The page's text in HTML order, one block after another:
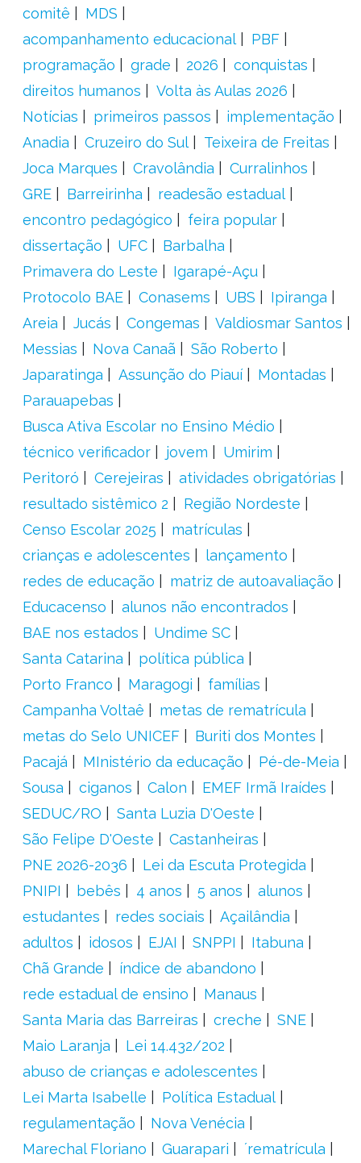
comitê
MDS
acompanhamento educacional
PBF
programação
grade 2026
conquistas
direitos humanos
Volta às Aulas 2026
Notícias
primeiros passos
implementação
Anadia
Cruzeiro do Sul
Teixeira de Freitas
Joca Marques
Cravolândia
Curralinhos
GRE
Barreirinha
readesão estadual
encontro pedagógico
feira popular
dissertação
UFC
Barbalha
Primavera do Leste
Igarapé-Açu
Protocolo BAE
Conasems UBS
Ipiranga
Areia
Jucás Congemas
Valdiosmar Santos
Messias
Nova Canaã
São Roberto
Japaratinga
Assunção do Piauí
Montadas
Parauapebas
Busca Ativa Escolar no Ensino Médio
técnico verificador
jovem
Umirim
Peritoró
Cerejeiras
atividades obrigatórias
resultado sistêmico 2
Região Nordeste
Censo Escolar 2025
matrículas
crianças e adolescentes
lançamento
redes de educação
matriz de autoavaliação
Educacenso
alunos não encontrados
BAE nos estados
Undime SC
Santa Catarina
política pública
Porto Franco
Maragogi
famílias
Campanha Voltaê
metas de rematrícula
metas do Selo UNICEF
Buriti dos Montes
Pacajá
MInistério da educação
Pé-de-Meia
Sousa
ciganos Calon
EMEF Irmã Iraídes
SEDUC/RO
Santa Luzia D'Oeste
São Felipe D'Oeste
Castanheiras
PNE 2026-2036
Lei da Escuta Protegida
PNIPI
bebês 4 anos 5 anos
alunos
estudantes
redes sociais
Açailândia
adultos
idosos EJAI SNPPI
Itabuna
Chã Grande
índice de abandono
rede estadual de ensino
Manaus
Santa Maria das Barreiras
creche
SNE
Maio Laranja
Lei 14.432/202
abuso de crianças e adolescentes
Lei Marta Isabelle
Política Estadual
regulamentação
Nova Venécia
Marechal Floriano
Guarapari
´rematrícula